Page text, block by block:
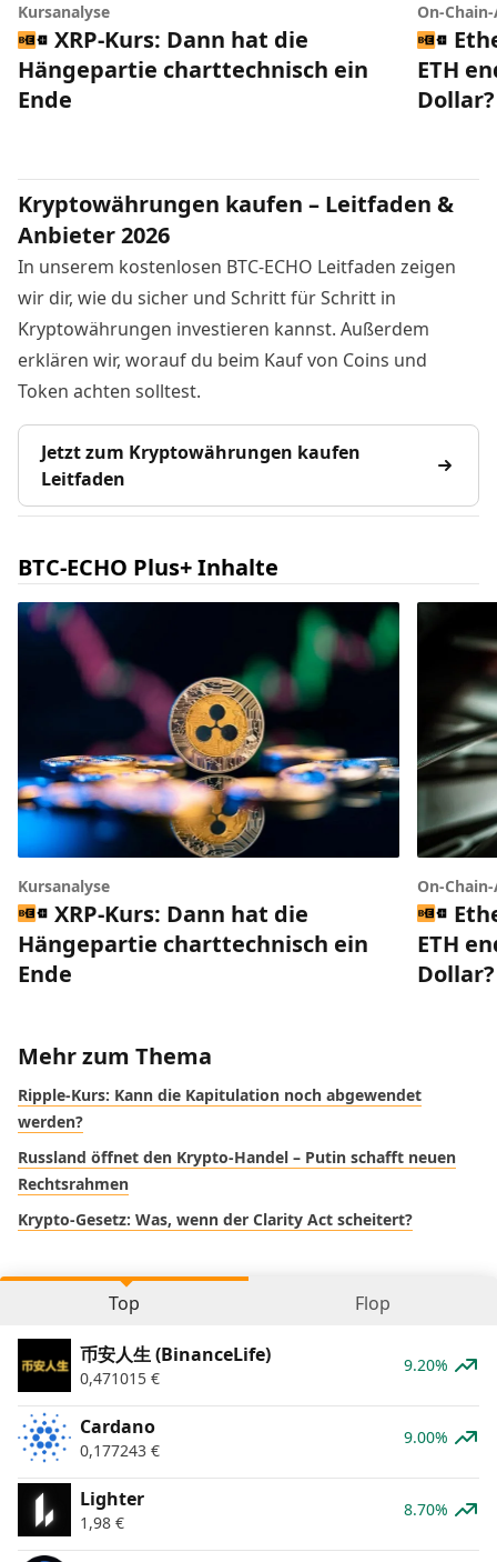
Kursanalyse
XRP-Kurs: Dann hat die
Hängepartie charttechnisch ein
Ende
On-
ETH
Dollar?
Kryptowährungen kaufen – Leitfaden &
Anbieter 2026
In unserem kostenlosen BTC-ECHO Leitfaden zeigen
wir dir, wie du sicher und Schritt für Schritt in
Kryptowährungen investieren kannst. Außerdem
erklären wir, worauf du beim Kauf von Coins und
Token achten solltest.
Jetzt zum Kryptowährungen kaufen
Leitfaden
BTC-ECHO Plus+ Inhalte
Kursanalyse
XRP-Kurs: Dann hat die
Hängepartie charttechnisch ein
Ende
On-
ETH
Dollar?
Mehr zum Thema
Ripple-Kurs: Kann die Kapitulation noch abgewendet
werden?
Russland öffnet den Krypto-Handel – Putin schafft neuen
Rechtsrahmen
Krypto-Gesetz: Was, wenn der Clarity Act scheitert?
Top Flop
币安人生 (BinanceLife)
0,471015 €
9.20%
Cardano
0,177243 €
9.00%
Lighter
1,98 €
8.70%